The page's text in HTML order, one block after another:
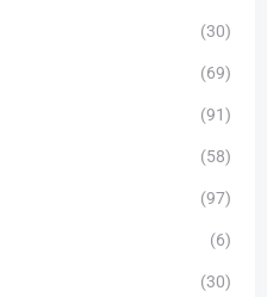
(30)
(69)
(91)
(58)
(97)
(6)
(30)